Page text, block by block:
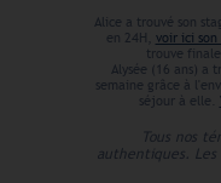
Alice a trouvé son
en 24H, voir ici son
trouve
Alysée (16 ans) a
semaine grâce à
séjour à elle.
Tous nos
authentiques.